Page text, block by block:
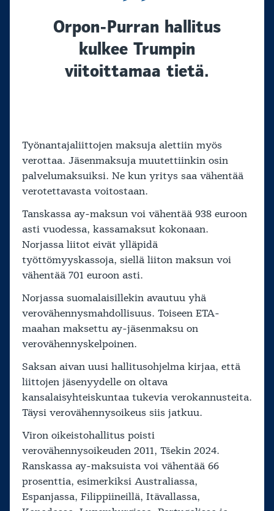
Orpon-Purran hallitus
kulkee Trumpin
viitoittamaa tietä.
Työnantajaliittojen maksuja alettiin myös
verottaa. Jäsenmaksuja muutettiinkin osin
palvelumaksuiksi. Ne kun yritys saa vähentää
verotettavasta voitostaan.
Tanskassa ay-maksun voi vähentää 938 euroon
asti vuodessa, kassamaksut kokonaan.
Norjassa liitot eivät ylläpidä
työttömyyskassoja, siellä liiton maksun voi
vähentää 701 euroon asti.
Norjassa suomalaisillekin avautuu yhä
verovähennysmahdollisuus. Toiseen ETA-
maahan maksettu ay-jäsenmaksu on
verovähennyskelpoinen.
Saksan aivan uusi hallitusohjelma kirjaa, että
liittojen jäsenyydelle on oltava
kansalaisyhteiskuntaa tukevia verokannusteita.
Täysi verovähennysoikeus siis jatkuu.
Viron oikeistohallitus poisti
verovähennysoikeuden 2011, Tšekin 2024.
Ranskassa ay-maksuista voi vähentää 66
prosenttia, esimerkiksi Australiassa,
Espanjassa, Filippiineillä, Itävallassa,